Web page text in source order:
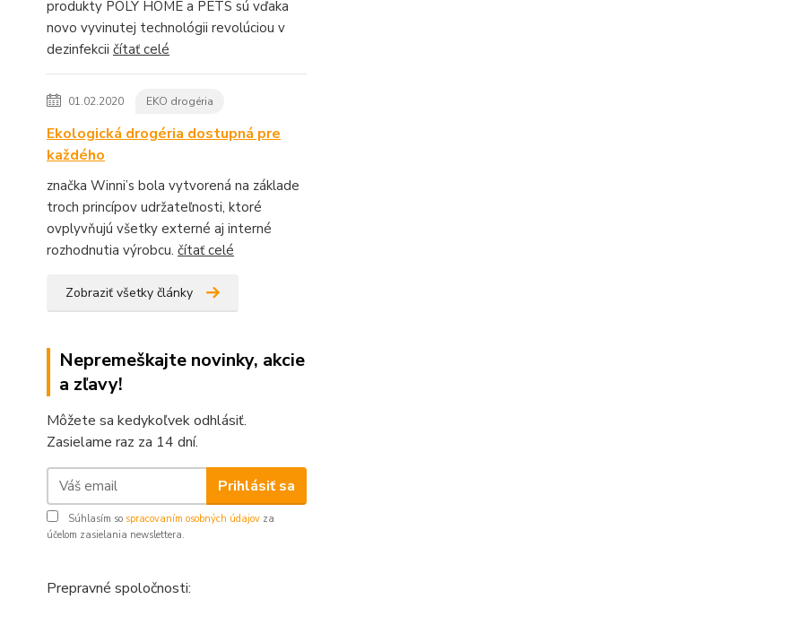
produkty POLY HOME a PETS sú vďaka
novo vyvinutej technológii revolúciou v
dezinfekcii čítať celé
01.02.2020 EKO drogéria
Ekologická drogéria dostupná pre
každého
značka Winni’s bola vytvorená na základe
troch princípov udržateľnosti, ktoré
ovplyvňujú všetky externé aj interné
rozhodnutia výrobcu. čítať celé
Zobraziť všetky články
Nepremeškajte novinky, akcie
a zľavy!
Môžete sa kedykoľvek odhlásiť.
Zasielame raz za 14 dní.
Prihlásiť sa
Súhlasím so spracovaním osobných údajov za
účelom zasielania newslettera.
Prepravné spoločnosti: